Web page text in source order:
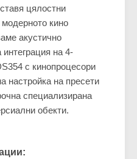
цялостни
кино
акустично
на 4-
с кинопроцесори
настройка на пресети
специализирана
обекти.